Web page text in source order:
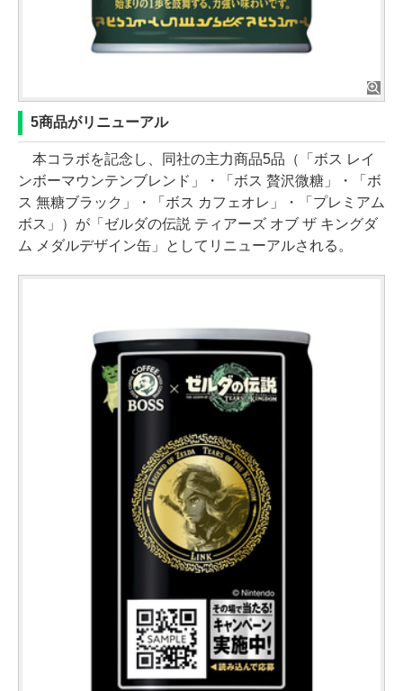
5商品がリニューアル
本コラボを記念し、同社の主力商品5品（「ボス レイ
ンボーマウンテンブレンド」・「ボス 贅沢微糖」・「ボ
ス 無糖ブラック」・「ボス カフェオレ」・「プレミアム
ボス」）が「ゼルダの伝説 ティアーズ オブ ザ キングダ
ム メダルデザイン缶」としてリニューアルされる。